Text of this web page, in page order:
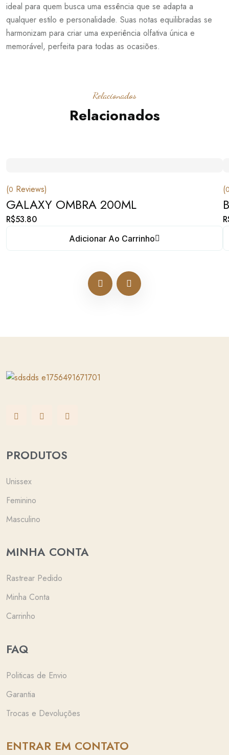
ideal para quem busca uma essência que se adapta a
qualquer estilo e personalidade. Suas notas equilibradas se
harmonizam para criar uma experiência olfativa única e
memorável, perfeita para todas as ocasiões.
Relacionados
Relacionados
(0 Reviews)
GALAXY OMBRA 200ML
R$53.80
Adicionar Ao Carrinho
(
PRODUTOS
Unissex
Feminino
Masculino
MINHA CONTA
Rastrear Pedido
Minha Conta
Carrinho
FAQ
Politicas de Envio
Garantia
Trocas e Devoluções
ENTRAR EM CONTATO